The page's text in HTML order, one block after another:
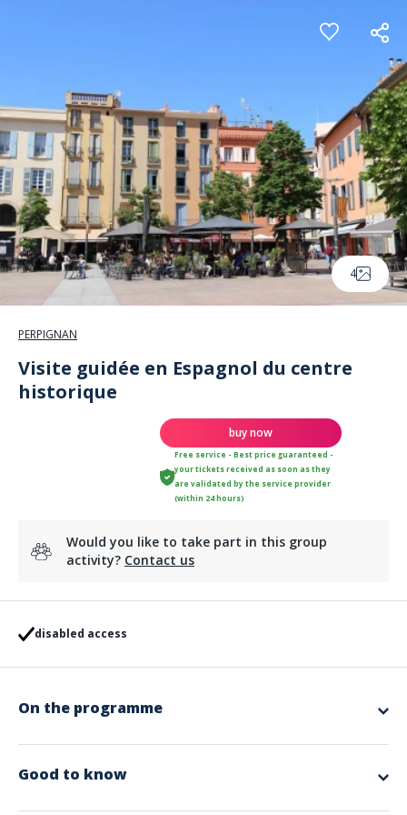
4
PERPIGNAN
Visite guidée en Espagnol du centre
historique
buy now
Free service - Best price guaranteed -
your tickets received as soon as they
are validated by the service provider
(within 24 hours)
Would you like to take part in this group
activity? Contact us
disabled access
On the programme
catalane et son riche patrimoine. Flânez dans ses ruelles colorées,
profitez du soleil rayonnant ... Ville d'Art et d'Histoire, de culture et de
Good to know